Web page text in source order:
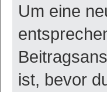
Um eine
ist, bevor